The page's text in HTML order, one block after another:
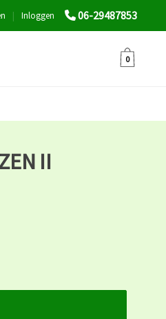
06-29487853
Inloggen
|
0
II